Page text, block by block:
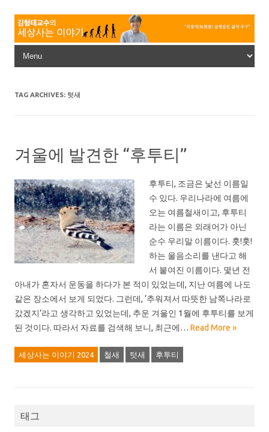
Skip to content
TAG ARCHIVES: 텃새
겨울에 발견한 “후투티”
후투티, 조금은 낯선 이름일
수 있다. 우리나라에 여름에
오는 여름철새이고, 후투티
라는 이름은 외래어가 아닌
순수 우리말 이름이다. 훗!훗!
하는 울음소리를 낸다고 해
서 붙여진 이름이다. 몇년 전
아내가 혼자서 운동을 하다가 본 적이 있었는데, 지난 여름에 나도
같은 장소에서 보게 되었다. 그런데, ‘추워져서 따뜻한 남쪽나라로
갔겠지’라고 생각하고 있었는데, 추운 겨울인 1월에 후투티를 보게
된 것이다. 따라서 자료를 검색해 보니, 최근에… Read More »
세상사는 이야기 2024 철새 텃새 후투티
태그